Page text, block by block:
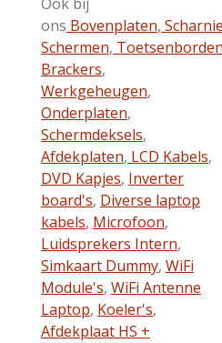
ons Bovenplaten,
Schermen,
Brackers,
Werkgeheugen,
Onderplaten,
Schermdeksels,
Afdekplaten, LCD Kabels,
DVD Kapjes, Inverter
board's, Diverse laptop
kabels, Microfoon,
Luidsprekers Intern,
Simkaart Dummy, WiFi
Module's, WiFi Antenne
Laptop, Koeler's,
Afdekplaat HS +